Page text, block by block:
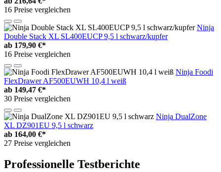
16 Preise vergleichen
Ninja
Double Stack XL SL400EUCP 9,5 l schwarz/kupfer
ab 179,90 €*
16 Preise vergleichen
Ninja Foodi
FlexDrawer AF500EUWH 10,4 l weiß
ab 149,47 €*
30 Preise vergleichen
Ninja DualZone
XL DZ901EU 9,5 l schwarz
ab 164,00 €*
27 Preise vergleichen
Professionelle Testberichte